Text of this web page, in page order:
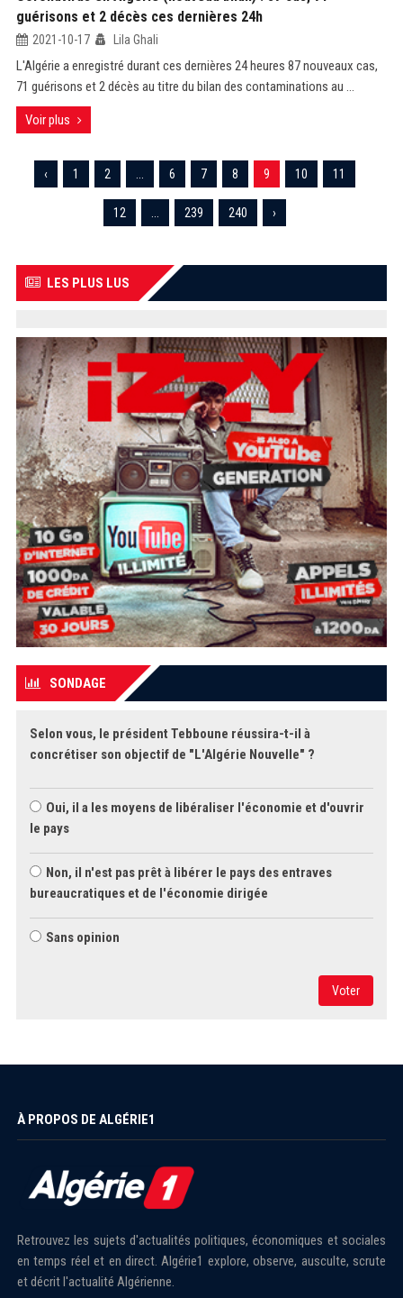
guérisons et 2 décès ces dernières 24h
2021-10-17 Lila Ghali
L'Algérie a enregistré durant ces dernières 24 heures 87 nouveaux cas,
71 guérisons et 2 décès au titre du bilan des contaminations au ...
Voir plus
‹ 1 2 6 7 8 9 10 11
12 239 240 ›
LES PLUS LUS
SONDAGE
Selon vous, le président Tebboune réussira-t-il à
concrétiser son objectif de "L'Algérie Nouvelle" ?
Oui, il a les moyens de libéraliser l'économie et d'ouvrir
le pays
Non, il n'est pas prêt à libérer le pays des entraves
bureaucratiques et de l'économie dirigée
Sans opinion
Voter
À PROPOS DE ALGÉRIE1
Retrouvez les sujets d'actualités politiques, économiques et sociales
en temps réel et en direct. Algérie1 explore, observe, ausculte, scrute
et décrit l'actualité Algérienne.